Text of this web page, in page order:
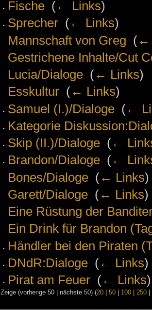
Fische‎ (← Links)
Sprecher‎ (← Links)
Mannschaft von Greg (←
Gestrichene Inhalte/Cut
Lucia/Dialoge‎ (← Links)
Esskultur‎ (← Links)
Samuel (I.)/Dialoge‎ (←
Kategorie
Skip (II.)/Dialoge‎ (←
Brandon/Dialoge‎ (←
Bones/Dialoge‎ (← Links)
Garett/Dialoge‎ (← Links)
Eine Rüstung der
Ein Drink für Brandon
Händler bei den Piraten
DNdR:Dialoge‎ (← Links)
Pirat am Feuer‎ (← Links)
Zeige (vorherige 50 | nächste 50) (20| 50| 100| 250|